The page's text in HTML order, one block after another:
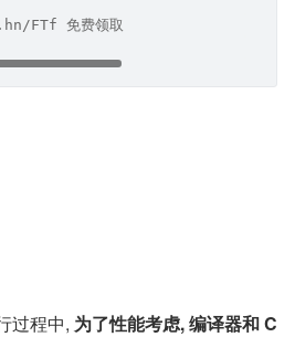
FTf 免费领取
过程中, 为了性能考虑, 编译器和 C